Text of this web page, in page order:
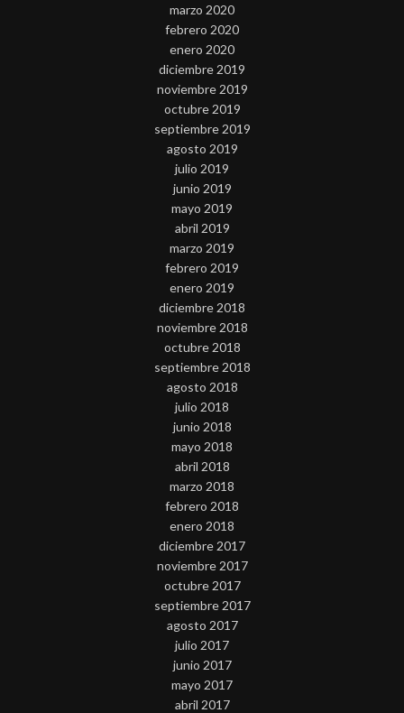
marzo 2020
febrero 2020
enero 2020
diciembre 2019
noviembre 2019
octubre 2019
septiembre 2019
agosto 2019
julio 2019
junio 2019
mayo 2019
abril 2019
marzo 2019
febrero 2019
enero 2019
diciembre 2018
noviembre 2018
octubre 2018
septiembre 2018
agosto 2018
julio 2018
junio 2018
mayo 2018
abril 2018
marzo 2018
febrero 2018
enero 2018
diciembre 2017
noviembre 2017
octubre 2017
septiembre 2017
agosto 2017
julio 2017
junio 2017
mayo 2017
abril 2017